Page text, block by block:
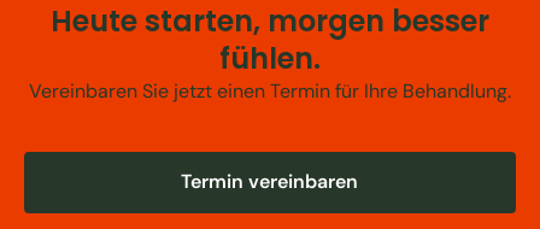
Heute starten, morgen besser
fühlen.
Vereinbaren Sie jetzt einen Termin für Ihre Behandlung.
Termin vereinbarenTermin vereinbaren